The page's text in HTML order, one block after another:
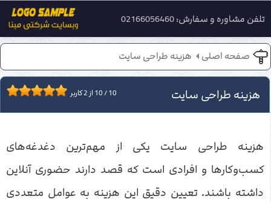
صفحه اصلی هزینه طراحی سایت
هزینه طراحی سایت 10/10 از 2کاربر
هزینه طراحی سایت یکی از مهم‌ترین دغدغه‌های
کسب‌وکارها و افرادی است که قصد دارند حضوری آنلاین
داشته باشند. تعیین دقیق این هزینه به عوامل متعددی
تلفن مشاوره و سفارش: 02166056460